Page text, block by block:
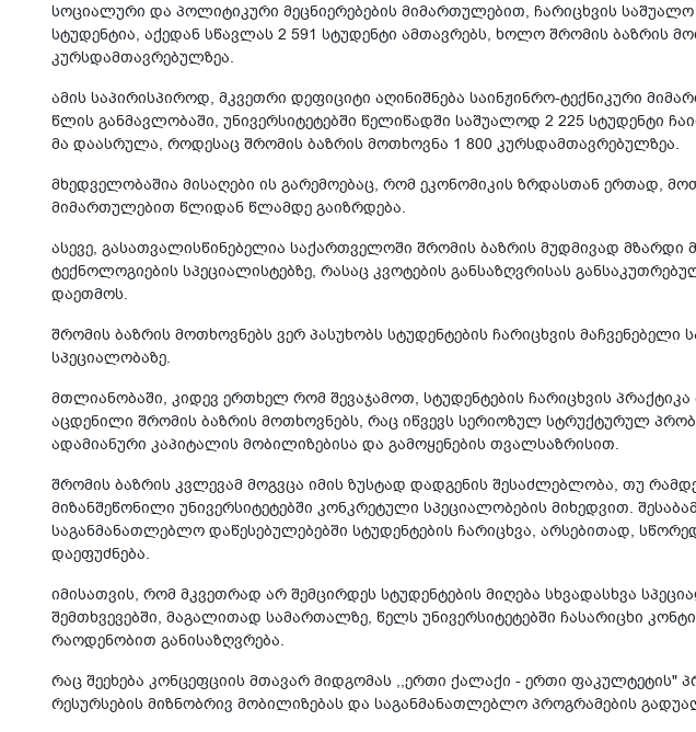
სოციალური და პოლიტიკური მეცნიერებების მიმართულებით, ჩარიცხვის საშუალო
სტუდენტია, აქედან სწავლას 2 591 სტუდენტი ამთავრებს, ხოლო შრომის ბაზრის
კურსდამთავრებულზეა.
ამის საპირისპიროდ, მკვეთრი დეფიციტი აღინიშნება საინჟინრო-ტექნიკური
წლის განმავლობაში, უნივერსიტეტებში წელიწადში საშუალოდ 2 225 სტუდენტი
მა დაასრულა, როდესაც შრომის ბაზრის მოთხოვნა 1 800 კურსდამთავრებულზეა.
მხედველობაშია მისაღები ის გარემოებაც, რომ ეკონომიკის ზრდასთან ერთად,
მიმართულებით წლიდან წლამდე გაიზრდება.
ასევე, გასათვალისწინებელია საქართველოში შრომის ბაზრის მუდმივად
ტექნოლოგიების სპეციალისტებზე, რასაც კვოტების განსაზღვრისას
დაეთმოს.
შრომის ბაზრის მოთხოვნებს ვერ პასუხობს სტუდენტების ჩარიცხვის მაჩვენებელი
სპეციალობაზე.
მთლიანობაში, კიდევ ერთხელ რომ შევაჯამოთ, სტუდენტების ჩარიცხვის
აცდენილი შრომის ბაზრის მოთხოვნებს, რაც იწვევს სერიოზულ სტრუქტურულ
ადამიანური კაპიტალის მობილიზებისა და გამოყენების თვალსაზრისით.
შრომის ბაზრის კვლევამ მოგვცა იმის ზუსტად დადგენის შესაძლებლობა, თუ
მიზანშეწონილი უნივერსიტეტებში კონკრეტული სპეციალობების მიხედვით.
საგანმანათლებლო დაწესებულებებში სტუდენტების ჩარიცხვა, არსებითად,
დაეფუძნება.
იმისათვის, რომ მკვეთრად არ შემცირდეს სტუდენტების მიღება სხვადასხვა
შემთხვევებში, მაგალითად სამართალზე, წელს უნივერსიტეტებში ჩასარიცხი
რაოდენობით განისაზღვრება.
რაც შეეხება კონცეფციის მთავარ მიდგომას ,,ერთი ქალაქი - ერთი ფაკულტეტის"
რესურსების მიზნობრივ მობილიზებას და საგანმანათლებლო პროგრამების